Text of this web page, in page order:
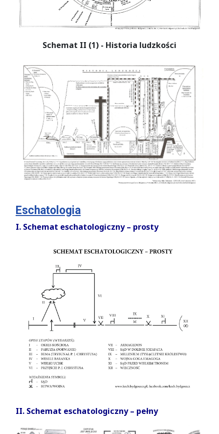
Schemat II (1) - Historia ludzkości
Eschatologia
I. Schemat eschatologiczny – prosty
II. Schemat eschatologiczny – pełny